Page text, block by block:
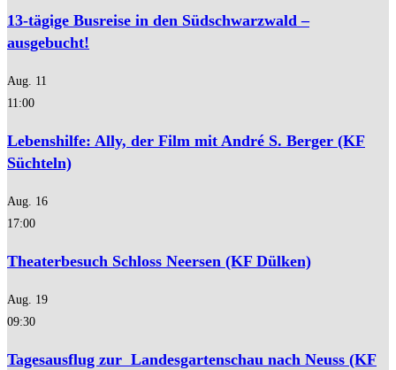
13-tägige Busreise in den Südschwarzwald –
ausgebucht!
Aug. 11
11:00
Lebenshilfe: Ally, der Film mit André S. Berger (KF
Süchteln)
Aug. 16
17:00
Theaterbesuch Schloss Neersen (KF Dülken)
Aug. 19
09:30
Tagesausflug zur Landesgartenschau nach Neuss (KF